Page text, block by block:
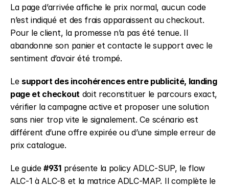
La page d’arrivée affiche le prix normal, aucun code
n’est indiqué et des frais apparaissent au checkout.
Pour le client, la promesse n’a pas été tenue. Il
abandonne son panier et contacte le support avec le
sentiment d’avoir été trompé.
Le support des incohérences entre publicité, landing
page et checkout doit reconstituer le parcours exact,
vérifier la campagne active et proposer une solution
sans nier trop vite le signalement. Ce scénario est
différent d’une offre expirée ou d’une simple erreur de
prix catalogue.
Le guide #931 présente la policy ADLC-SUP, le flow
ALC-1 à ALC-8 et la matrice ADLC-MAP. Il complète le